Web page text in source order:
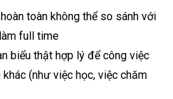
toàn không thể so sánh với
full time
biểu thật hợp lý để công việc
(như việc học, việc chăm